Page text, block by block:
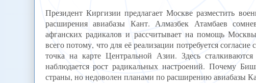
Президент Киргизии предлагает Москве разместить
расширения авиабазы Кант. Алмазбек Атамбаев
афганских радикалов и рассчитывает на помощь
всего потому, что для её реализации потребуется
точка на карте Центральной Азии. Здесь
наблюдается рост радикальных настроений. Почему
страны, но недоволен планами по расширению авиабазы